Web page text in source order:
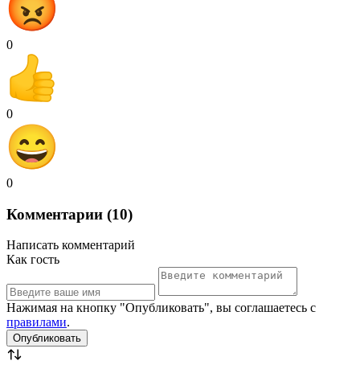
0
0
0
Комментарии (10)
Написать комментарий
Как гость
Нажимая на кнопку "Опубликовать", вы соглашаетесь с
правилами.